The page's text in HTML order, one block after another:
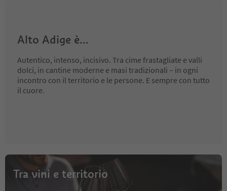
Alto Adige è...
Autentico, intenso, incisivo. Tra cime frastagliate e valli
dolci, in cantine moderne e masi tradizionali – in ogni
incontro con il territorio e le persone. E sempre con tutto
il cuore.
Tra vini e territorio